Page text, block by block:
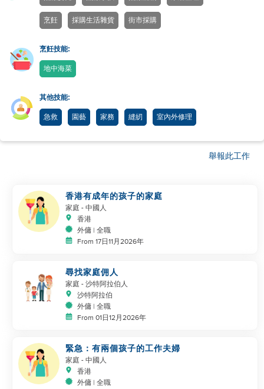
烹飪 採購生活雜貨 街市採購
烹飪技能:
地中海菜
其他技能:
急救 園藝 家務 縫紉 室內外修理
舉報此工作
香港有成年的孩子的家庭
家庭 - 中國人
香港
外傭 | 全職
From 17日11月2026年
尋找家庭佣人
家庭 - 沙特阿拉伯人
沙特阿拉伯
外傭 | 全職
From 01日12月2026年
緊急：有兩個孩子的工作夫婦
家庭 - 中國人
香港
外傭 | 全職